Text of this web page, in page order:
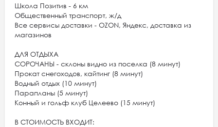
Школа Позитив - 6 км
Общественный транспорт, ж/д
Все сервисы доставки - OZON, Яндекс, доставка из
магазинов
ДЛЯ ОТДЫХА
СОРОЧАНЫ - склоны видно из поселка (8 минут)
Прокат снегоходов, кайтинг (8 минут)
Водный отдых (10 минут)
Парапланы (5 минут)
Конный и гольф клуб Целеево (15 минут)
В СТОИМОСТЬ ВХОДИТ: